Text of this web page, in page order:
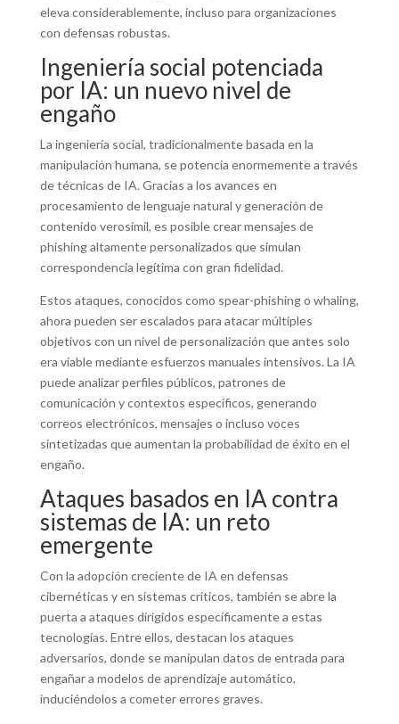
eleva considerablemente, incluso para organizaciones
con defensas robustas.
Ingeniería social potenciada
por IA: un nuevo nivel de
engaño
La ingeniería social, tradicionalmente basada en la
manipulación humana, se potencia enormemente a través
de técnicas de IA. Gracias a los avances en
procesamiento de lenguaje natural y generación de
contenido verosímil, es posible crear mensajes de
phishing altamente personalizados que simulan
correspondencia legítima con gran fidelidad.
Estos ataques, conocidos como spear-phishing o whaling,
ahora pueden ser escalados para atacar múltiples
objetivos con un nivel de personalización que antes solo
era viable mediante esfuerzos manuales intensivos. La IA
puede analizar perfiles públicos, patrones de
comunicación y contextos específicos, generando
correos electrónicos, mensajes o incluso voces
sintetizadas que aumentan la probabilidad de éxito en el
engaño.
Ataques basados en IA contra
sistemas de IA: un reto
emergente
Con la adopción creciente de IA en defensas
cibernéticas y en sistemas críticos, también se abre la
puerta a ataques dirigidos específicamente a estas
tecnologías. Entre ellos, destacan los ataques
adversarios, donde se manipulan datos de entrada para
engañar a modelos de aprendizaje automático,
induciéndolos a cometer errores graves.